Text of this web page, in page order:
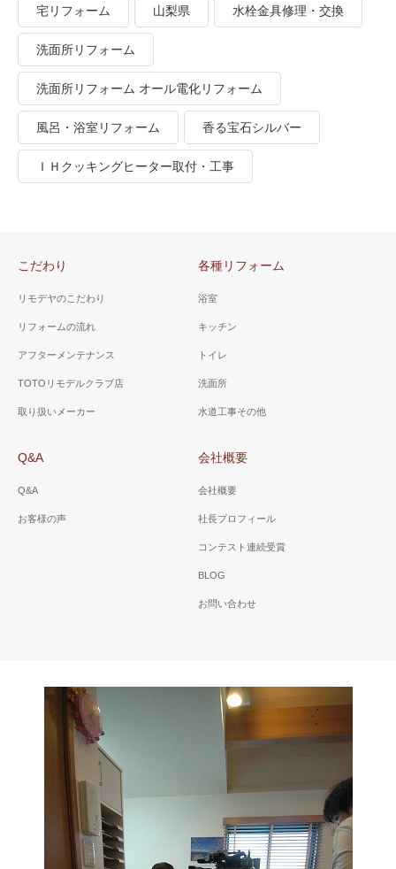
宅リフォーム 山梨県 水栓金具修理・交換
洗面所リフォーム
洗面所リフォーム オール電化リフォーム
風呂・浴室リフォーム 香る宝石シルバー
ＩＨクッキングヒーター取付・工事
こだわり
リモデヤのこだわり
リフォームの流れ
アフターメンテナンス
TOTOリモデルクラブ店
取り扱いメーカー
各種リフォーム
浴室
キッチン
トイレ
洗面所
水道工事その他
Q&A
Q&A
お客様の声
会社概要
会社概要
社長プロフィール
コンテスト連続受賞
BLOG
お問い合わせ